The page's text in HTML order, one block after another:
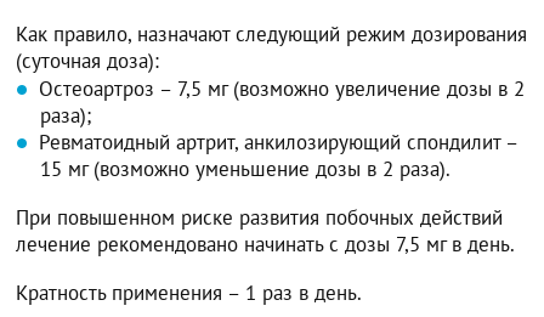
Как правило, назначают следующий режим дозирования
(суточная доза):
Остеоартроз – 7,5 мг (возможно увеличение дозы в 2
раза);
Ревматоидный артрит, анкилозирующий спондилит –
15 мг (возможно уменьшение дозы в 2 раза).
При повышенном риске развития побочных действий
лечение рекомендовано начинать с дозы 7,5 мг в день.
Кратность применения – 1 раз в день.